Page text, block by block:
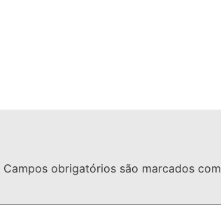
Campos obrigatórios são marcados com